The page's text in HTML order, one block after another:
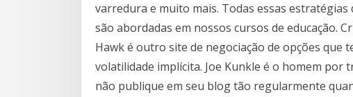
varredura e muito mais. Todas essas
são abordadas em nossos cursos de educação.
Hawk é outro site de negociação de opções que
volatilidade implícita. Joe Kunkle é o homem por
não publique em seu blog tão regularmente